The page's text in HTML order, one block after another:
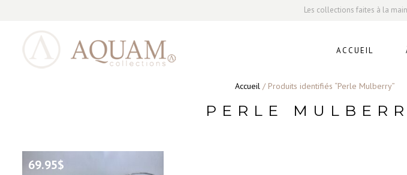
Les collections faites à la
ACCUEIL
Accueil/ Produits identifiés “Perle Mulberry”
PERLE
69.95$